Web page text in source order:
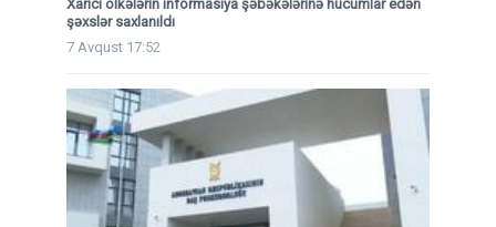
Xarici ölkələrin informasiya şəbəkələrinə hücumlar edən
şəxslər saxlanıldı
7 Avqust 17:52